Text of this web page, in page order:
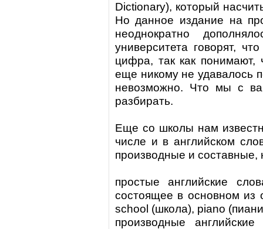
Dictionary), который
Но данное издание на
неоднократно
университета говорят,
цифра, так как понимают,
еще никому не удавалось
невозможно. Что мы с
разбирать.
Еще со школы нам
числе и в английском
производные и составные,
простые английские
состоящее в основном
school (школа), piano
производные